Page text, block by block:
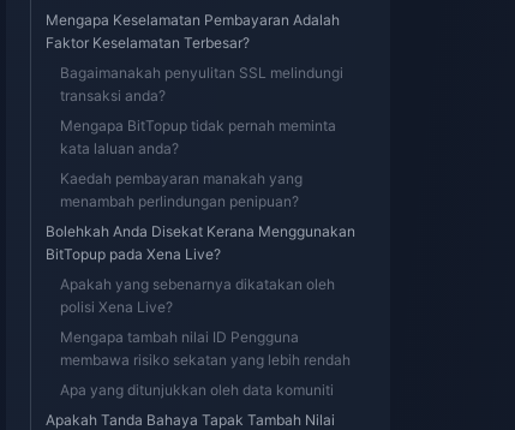
Mengapa Keselamatan Pembayaran Adalah
Faktor Keselamatan Terbesar?
Bagaimanakah penyulitan SSL melindungi
transaksi anda?
Mengapa BitTopup tidak pernah meminta
kata laluan anda?
Kaedah pembayaran manakah yang
menambah perlindungan penipuan?
Bolehkah Anda Disekat Kerana Menggunakan
BitTopup pada Xena Live?
Apakah yang sebenarnya dikatakan oleh
polisi Xena Live?
Mengapa tambah nilai ID Pengguna
membawa risiko sekatan yang lebih rendah
Apa yang ditunjukkan oleh data komuniti
Apakah Tanda Bahaya Tapak Tambah Nilai